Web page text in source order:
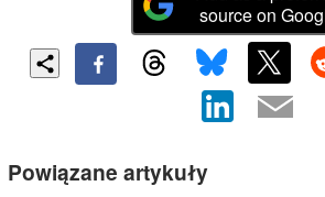
source on
Powiązane artykuły